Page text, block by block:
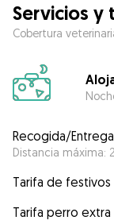
Servicios y
Cobertura
Recogida/Entrega
Distancia máxima:
Tarifa de festivos
Tarifa perro extra